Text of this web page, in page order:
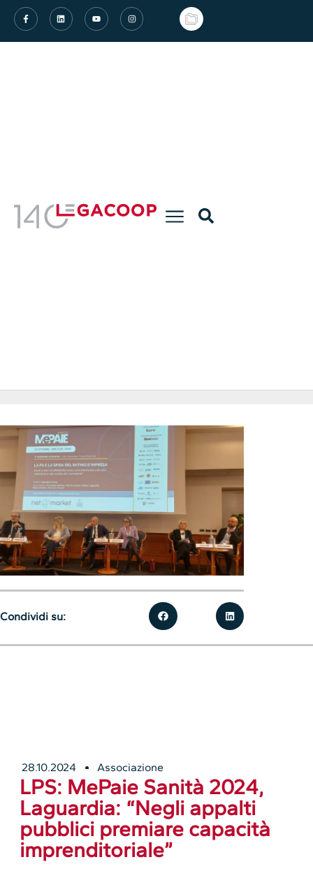
28.10.2024 Associazione
LPS: MePaie Sanità 2024,
Laguardia: “Negli appalti
pubblici premiare capacità
imprenditoriale”
Condividi su: